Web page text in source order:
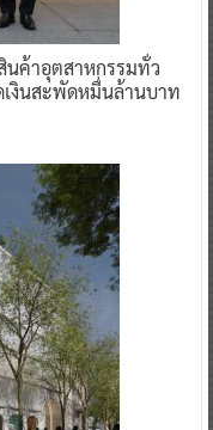
ค้าอุตสาหกรรมทั่ว
งินสะพัดหมื่นล้านบาท